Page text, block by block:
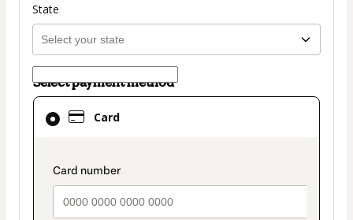
State
Select payment method
Card
payment_data.section_title_v2
Card
selected
method